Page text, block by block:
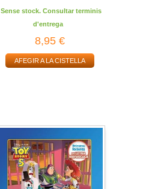
Sense stock. Consultar terminis
d'entrega
8,95 €
AFEGIR A LA CISTELLA